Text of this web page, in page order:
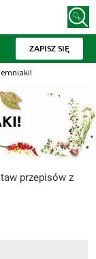
ZAPISZ SIĘ
przepisów z